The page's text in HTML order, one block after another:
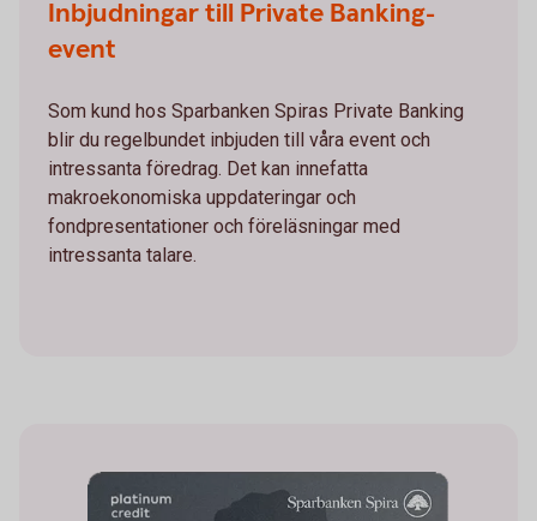
Inbjudningar till Private Banking-
event
Som kund hos Sparbanken Spiras Private Banking
blir du regelbundet inbjuden till våra event och
intressanta föredrag. Det kan innefatta
makroekonomiska uppdateringar och
fondpresentationer och föreläsningar med
intressanta talare.